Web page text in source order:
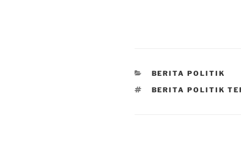
CATEGORIES
BERITA POLITIK
TAGS
BERITA POLITIK